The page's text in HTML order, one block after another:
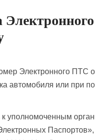
Электронного ПТС
автомобиля или при
к уполномоченным
Паспортов»,